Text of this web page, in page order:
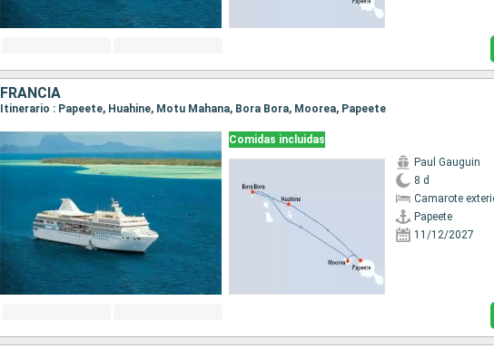
FRANCIA
Itinerario : Papeete, Huahine, Motu Mahana, Bora Bora, Moorea, Papeete
Comidas incluidas
Paul Gauguin
8 d
Camarote
Papeete
11/12/2027